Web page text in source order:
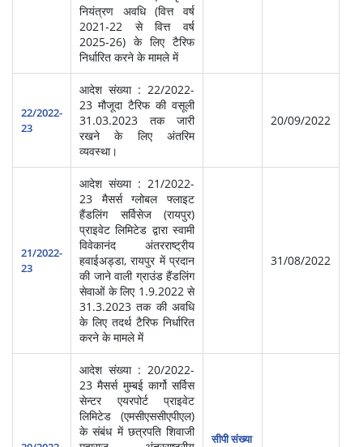
नियंत्रण अवधि (वित्त वर्ष
2021-22 से वित्त वर्ष
2025-26) के लिए टैरिफ
निर्धारित करने के मामले में
22/2022-
23
आदेश संख्या : 22/2022-
23 मौजूदा टैरिफ की वसूली
31.03.2023 तक जारी
रखने के लिए अंतरिम
व्यवस्था।
20/09/2022
21/2022-
23
आदेश संख्या : 21/2022-
23 मैसर्स ग्लोबल फ्लाइट
हैंडलिंग सर्विसेज (रायपुर)
प्राइवेट लिमिटेड द्वारा स्वामी
विवेकानंद अंतरराष्ट्रीय
हवाईअड्डा, रायपुर में प्रदान
की जाने वाली ग्राउंड हैंडलिंग
सेवाओं के लिए 1.9.2022 से
31.3.2023 तक की अवधि
के लिए तदर्थ टैरिफ निर्धारित
करने के मामले में
31/08/2022
आदेश संख्या : 20/2022-
23 मैसर्स मुम्बई कार्गो सर्विस
सेन्टर एयरपोर्ट प्राइवेट
लिमिटेड (एमसीएससीएपीएल)
के संबंध में छत्रपति शिवाजी
सीपी संख्या